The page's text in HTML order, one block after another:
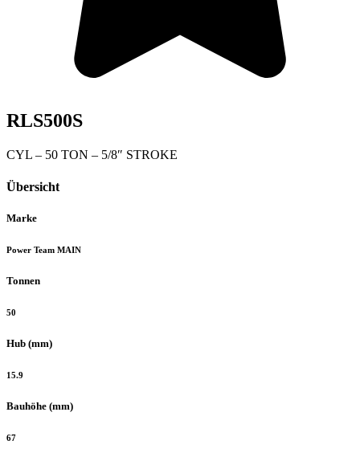
RLS500S
CYL – 50 TON – 5/8″ STROKE
Übersicht
Marke
Power Team MAIN
Tonnen
50
Hub (mm)
15.9
Bauhöhe (mm)
67